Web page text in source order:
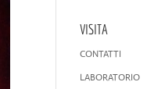
VISITA
CONTATTI
LABORATORIO